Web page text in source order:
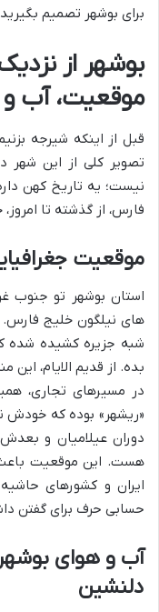
برای بوشهر تصمیم
بوشهر از
موقعیت، آب
قبل از اینکه شیرجه
تصویر کلی از این شهر
نیست؛ یه تاریخ کهن
فارس، از گذشته تا
موقعیت
استان بوشهر تو جنوب
های نیلگون خلیج فارس.
شبه جزیره کشیده
بده. از قدیم الایام،
در مسیرهای تجاری،
«ریشهر» بوده که
دوران عیلامیان و
هست. این موقعیت باعث
ایران و کشورهای
حسابی حرف برای گفتن
آب و هوای
دلنشین